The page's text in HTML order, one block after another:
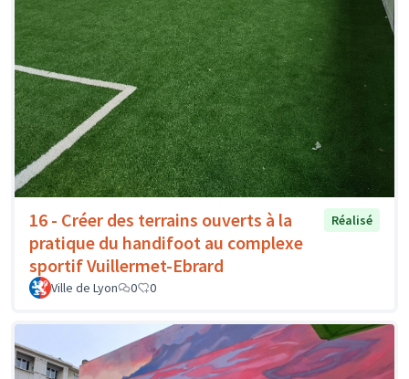
16 - Créer des terrains ouverts à la
pratique du handifoot au complexe
sportif Vuillermet-Ebrard
Réalisé
Ville de Lyon 0 0